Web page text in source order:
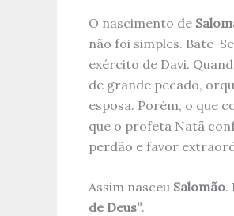
O nascimento de
não foi simples. Bate-
exército de Davi.
de grande pecado,
esposa. Porém, o que
que o profeta Natã
perdão e favor
Assim nasceu Salomão.
de Deus”.